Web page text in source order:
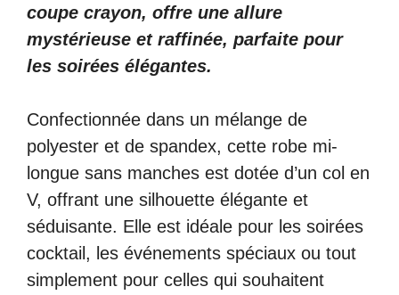
coupe crayon, offre une allure
mystérieuse et raffinée, parfaite pour
les soirées élégantes.
Confectionnée dans un mélange de
polyester et de spandex, cette robe mi-
longue sans manches est dotée d’un col en
V, offrant une silhouette élégante et
séduisante. Elle est idéale pour les soirées
cocktail, les événements spéciaux ou tout
simplement pour celles qui souhaitent